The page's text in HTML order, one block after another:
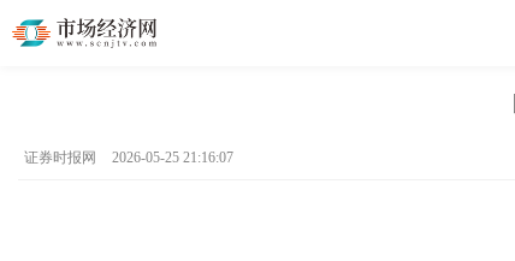
证券时报网 2026-05-25 21:16:07